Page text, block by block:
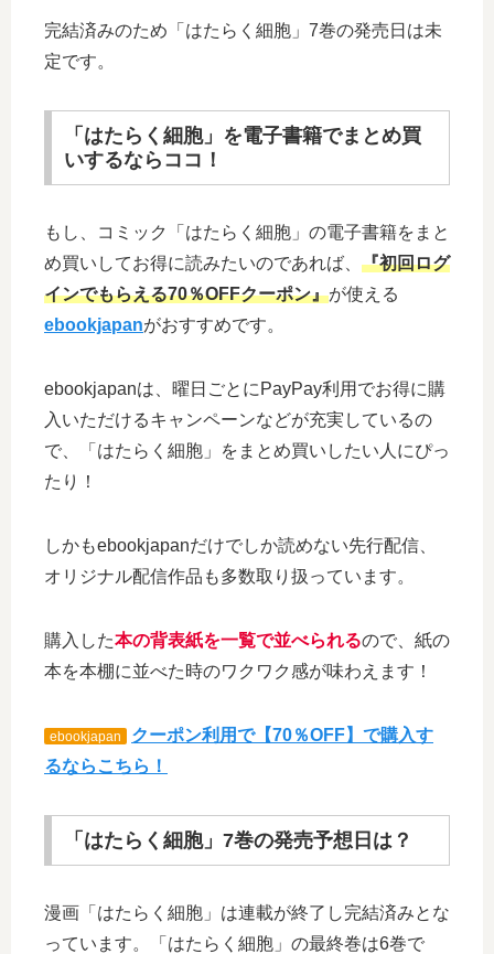
完結済みのため「はたらく細胞」7巻の発売日は未
定です。
「はたらく細胞」を電子書籍でまとめ買
いするならココ！
もし、コミック「はたらく細胞」の電子書籍をまと
め買いしてお得に読みたいのであれば、 『初回ログ
インでもらえる70％OFFクーポン』が使える
ebookjapanがおすすめです。
ebookjapanは、曜日ごとにPayPay利用でお得に購
入いただけるキャンペーンなどが充実しているの
で、「はたらく細胞」をまとめ買いしたい人にぴっ
たり！
しかもebookjapanだけでしか読めない先行配信、
オリジナル配信作品も多数取り扱っています。
購入した本の背表紙を一覧で並べられるので、紙の
本を本棚に並べた時のワクワク感が味わえます！
ebookjapan
クーポン利用で【70％OFF】で購入す
るならこちら！
「はたらく細胞」7巻の発売予想日は？
漫画「はたらく細胞」は連載が終了し完結済みとな
っています。「はたらく細胞」の最終巻は6巻で